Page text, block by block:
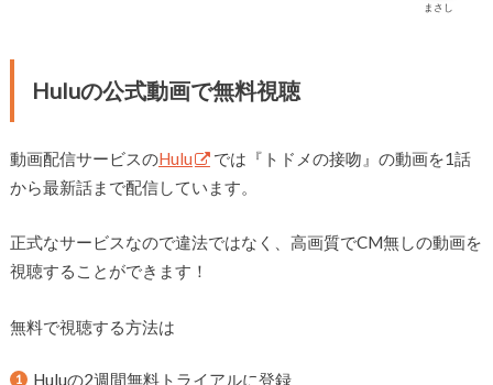
まさし
Huluの公式動画で無料視聴
動画配信サービスのHulu
では『トドメの接吻』の動画を1話
から最新話まで配信しています。
正式なサービスなので違法ではなく、高画質でCM無しの動画を
視聴することができます！
無料で視聴する方法は
Huluの2週間無料トライアルに登録